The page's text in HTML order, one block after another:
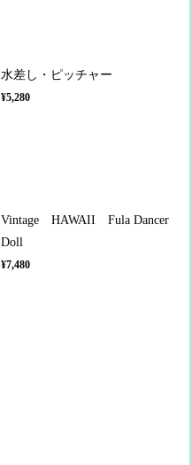
水差し・ピッチャー
¥5,280
Vintage HAWAII Fula Dancer
Doll
¥7,480